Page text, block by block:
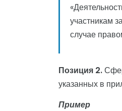
участникам
случае
Позиция 2.
указанных в
Пример